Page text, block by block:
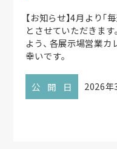
【お知らせ】4月より「
とさせていただきます。
よう、各展示場営業カ
幸いです。
公開日 2026年